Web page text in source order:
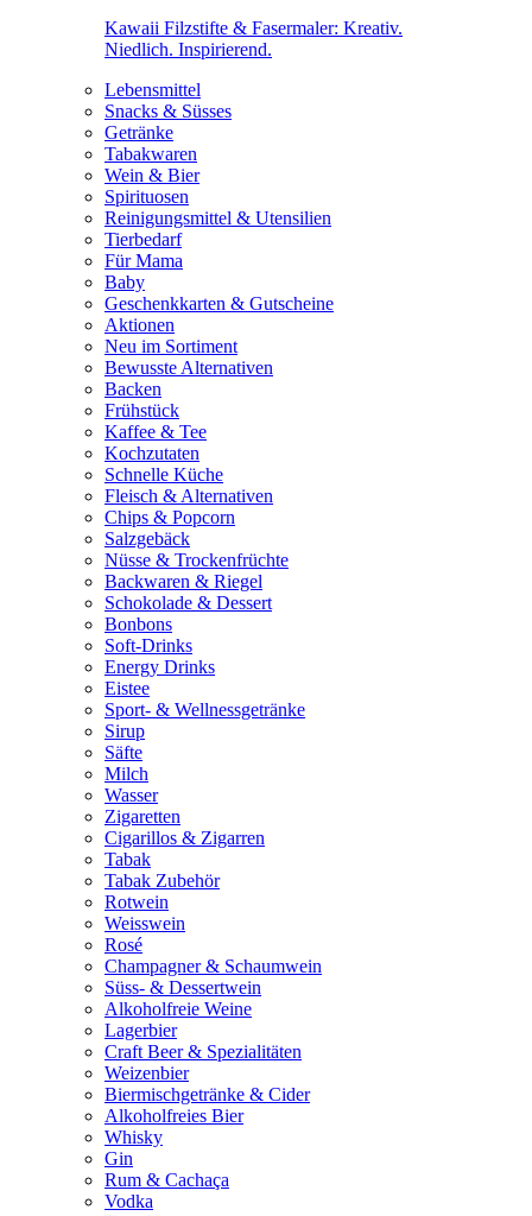
Kawaii Filzstifte & Fasermaler: Kreativ.
Niedlich. Inspirierend.
Lebensmittel
Snacks & Süsses
Getränke
Tabakwaren
Wein & Bier
Spirituosen
Reinigungsmittel & Utensilien
Tierbedarf
Für Mama
Baby
Geschenkkarten & Gutscheine
Aktionen
Neu im Sortiment
Bewusste Alternativen
Backen
Frühstück
Kaffee & Tee
Kochzutaten
Schnelle Küche
Fleisch & Alternativen
Chips & Popcorn
Salzgebäck
Nüsse & Trockenfrüchte
Backwaren & Riegel
Schokolade & Dessert
Bonbons
Soft-Drinks
Energy Drinks
Eistee
Sport- & Wellnessgetränke
Sirup
Säfte
Milch
Wasser
Zigaretten
Cigarillos & Zigarren
Tabak
Tabak Zubehör
Rotwein
Weisswein
Rosé
Champagner & Schaumwein
Süss- & Dessertwein
Alkoholfreie Weine
Lagerbier
Craft Beer & Spezialitäten
Weizenbier
Biermischgetränke & Cider
Alkoholfreies Bier
Whisky
Gin
Rum & Cachaça
Vodka